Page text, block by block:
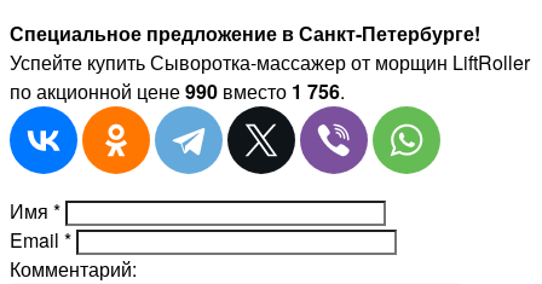
Специальное предложение в Санкт-Петербурге!
Успейте купить Сыворотка-массажер от морщин LiftRoller
по акционной цене990 вместо 1 756.
Имя *
Email *
Комментарий: